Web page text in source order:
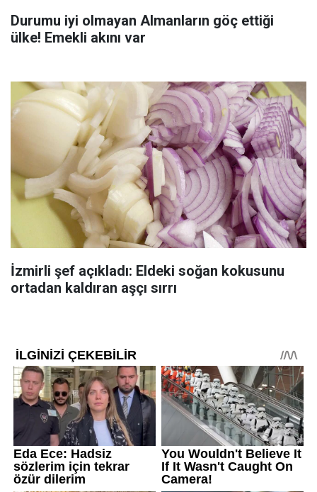
Durumu iyi olmayan Almanların göç ettiği
ülke! Emekli akını var
İzmirli şef açıkladı: Eldeki soğan kokusunu
ortadan kaldıran aşçı sırrı